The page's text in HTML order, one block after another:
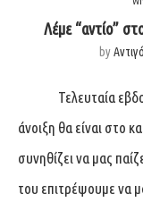
Λέμε “αντίο”
by
Τελευταία
άνοιξη θα είναι στο
συνηθίζει να μας
του επιτρέψουμε να